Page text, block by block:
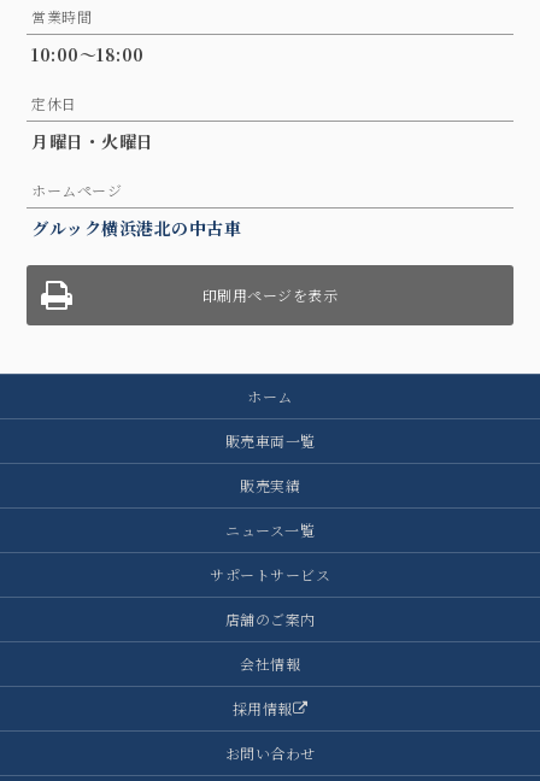
営業時間
10:00～18:00
定休日
月曜日・火曜日
ホームページ
グルック横浜港北の中古車
印刷用ページを表示
ホーム
販売車両一覧
販売実績
ニュース一覧
サポートサービス
店舗のご案内
会社情報
採用情報
お問い合わせ